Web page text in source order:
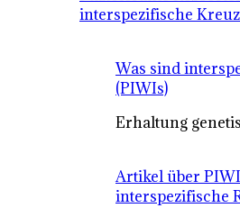
interspezifische
Was sind
(PIWIs)
Erhaltung
Artikel über
interspezifische